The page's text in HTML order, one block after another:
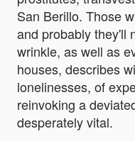
San Berillo. Those
and probably they'll
wrinkle, as well as
houses, describes
lonelinesses, of
reinvoking a
desperately vital.